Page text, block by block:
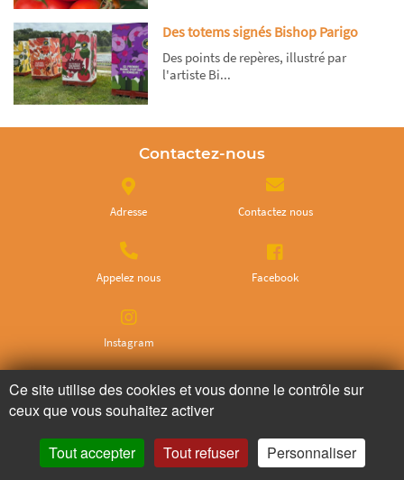
Des totems signés Bishop Parigo
Des points de repères, illustré par
l'artiste Bi...
Contactez-nous
Adresse Contactez nous
Appelez nous Facebook
Instagram
Ne ratez plus rien,
Ce site utilise des cookies et vous donne le contrôle sur
ceux que vous souhaitez activer
Tout accepter Tout refuser Personnaliser